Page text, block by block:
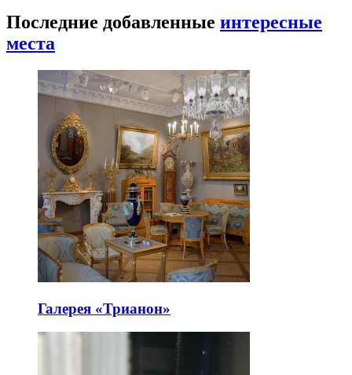
Последние добавленные интересные
места
Галерея «Трианон»